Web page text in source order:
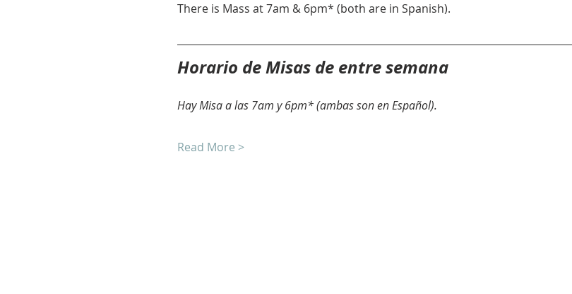
There is Mass at 7am & 6pm* (both are in Spanish).
Horario de Misas de entre semana
Hay Misa a las 7am y 6pm* (ambas son en Español).
Read More >